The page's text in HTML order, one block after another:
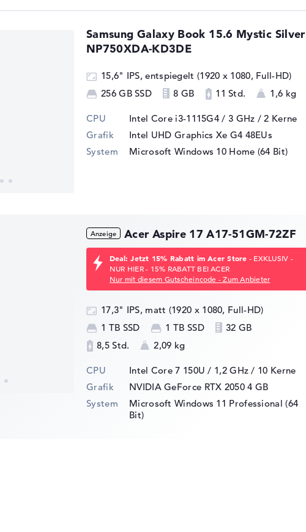
Samsung Galaxy Book 15.6 Mystic Silver
NP750XDA-KD3DE
15,6" IPS, entspiegelt (1920 x 1080, Full-HD)
256 GB SSD
8 GB 11 Std. 1,6 kg
CPU Intel Core i3-1115G4 / 3 GHz / 2 Kerne
Grafik
Intel UHD Graphics Xe G4 48EUs
System
Microsoft Windows 10 Home (64 Bit)
Acer Aspire 17 A17-51GM-72ZF
Deal: Jetzt 15% Rabatt im Acer Store - EXKLUSIV -
NUR HIER - 15% RABATT BEI ACER
Nur mit diesem Gutscheincode - Zum Anbieter
17,3" IPS, matt (1920 x 1080, Full-HD)
1 TB SSD
1 TB SSD
32 GB
8,5 Std.
2,09 kg
CPU Intel Core 7 150U / 1,2 GHz / 10 Kerne
Grafik
NVIDIA GeForce RTX 20504 GB
System
Microsoft Windows 11 Professional (64
Bit)